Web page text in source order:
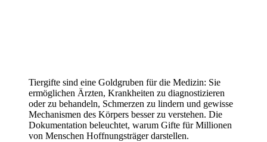
Tiergifte sind eine Goldgruben für die Medizin: Sie
ermöglichen Ärzten, Krankheiten zu diagnostizieren
oder zu behandeln, Schmerzen zu lindern und gewisse
Mechanismen des Körpers besser zu verstehen. Die
Dokumentation beleuchtet, warum Gifte für Millionen
von Menschen Hoffnungsträger darstellen.